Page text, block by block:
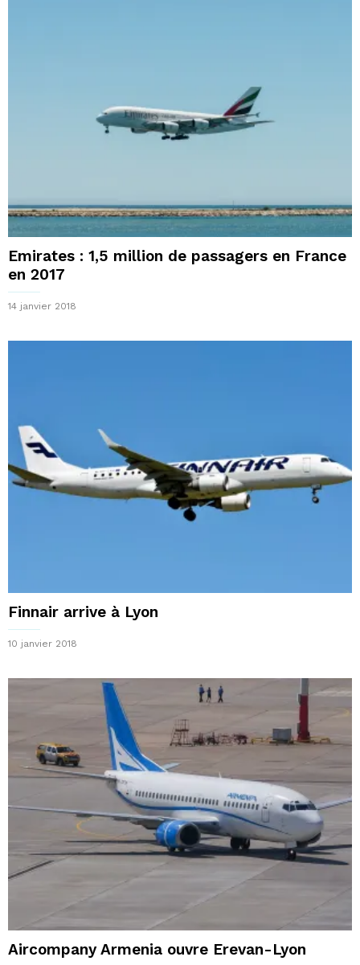
Emirates : 1,5 million de passagers en France
en 2017
14 janvier 2018
Finnair arrive à Lyon
10 janvier 2018
Aircompany Armenia ouvre Erevan-Lyon